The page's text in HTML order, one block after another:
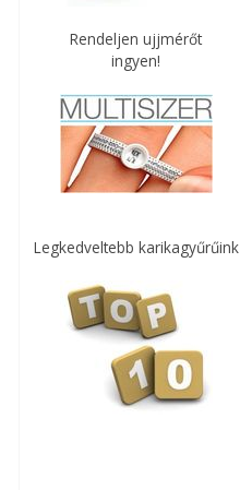
Rendeljen ujjmérőt
ingyen!
Legkedveltebb karikagyűrűink